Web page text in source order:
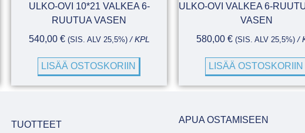
ULKO-OVI 10*21 VALKEA 6-
RUUTUA VASEN
540,00 € (SIS. ALV 25,5%)/ KPL
LISÄÄ OSTOSKORIIN
ULKO-OVI VALKEA 6-
VASEN
580,00 € (SIS. ALV 25,5%)/
LISÄÄ OSTOSKORIIN
TUOTTEET APUA OSTAMISEEN